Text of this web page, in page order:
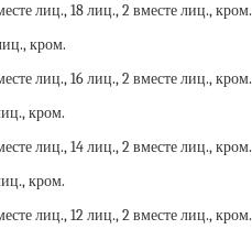
лиц., 18 лиц., 2 вместе лиц., кром.
кром.
лиц., 16 лиц., 2 вместе лиц., кром.
кром.
лиц., 14 лиц., 2 вместе лиц., кром.
кром.
лиц., 12 лиц., 2 вместе лиц., кром.